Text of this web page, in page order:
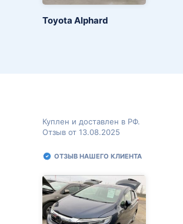
Toyota Alphard
Куплен и доставлен в РФ.
Отзыв от 13.08.2025
ОТЗЫВ НАШЕГО КЛИЕНТА